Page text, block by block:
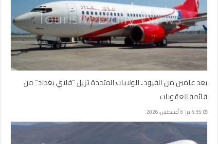
بعد عامين من القيود.. الولايات المتحدة تزيل “فلاي بغداد” من
قائمة العقوبات
4:35 م | 6 أغسطس، 2026